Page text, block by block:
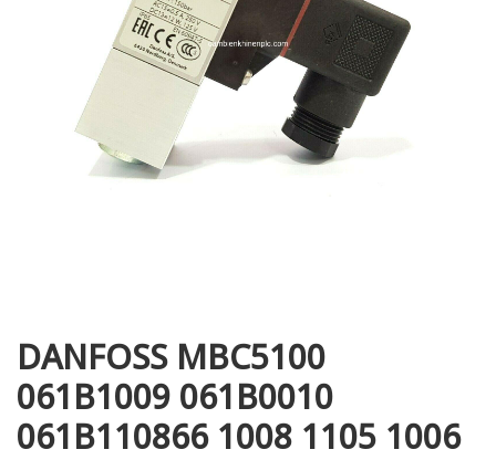
DANFOSS MBC5100
061B1009 061B0010
061B110866 1008 1105 1006